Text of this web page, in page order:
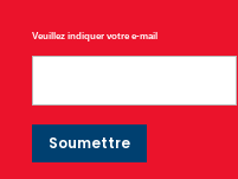
Veuillez indiquer votre e-mail